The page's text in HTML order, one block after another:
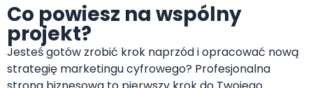
Co powiesz na wspólny
projekt?
Jesteś gotów zrobić krok naprzód i opracować nową
strategię marketingu cyfrowego? Profesjonalna